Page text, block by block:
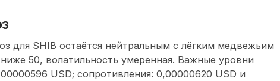
для SHIB остаётся нейтральным с лёгким медвежьим
50, волатильность умеренная. Важные уровни
USD; сопротивления: 0,00000620 USD и